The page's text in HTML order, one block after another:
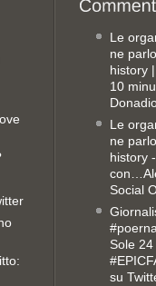
Le
ne
history
10
Le
ne
history
Social
Sole
su